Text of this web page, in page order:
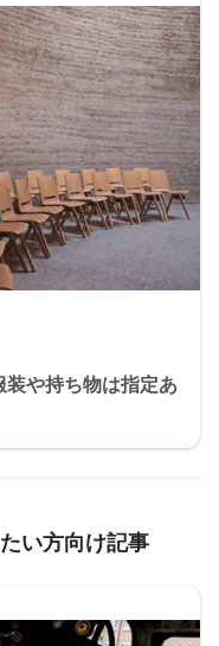
装や持ち物は指定あ
い方向け記事